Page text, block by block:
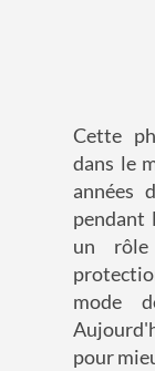
Cette
dans le
années
pendant
un
mode
pour